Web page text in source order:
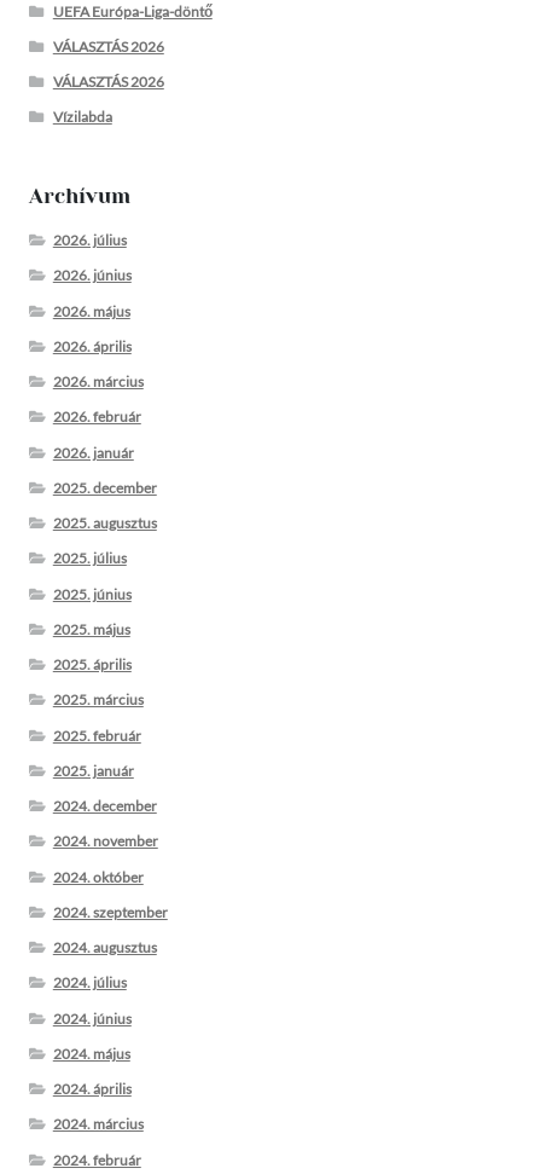
UEFA Európa-Liga-döntő
VÁLASZTÁS 2026
VÁLASZTÁS 2026
Vízilabda
Archívum
2026. július
2026. június
2026. május
2026. április
2026. március
2026. február
2026. január
2025. december
2025. augusztus
2025. július
2025. június
2025. május
2025. április
2025. március
2025. február
2025. január
2024. december
2024. november
2024. október
2024. szeptember
2024. augusztus
2024. július
2024. június
2024. május
2024. április
2024. március
2024. február